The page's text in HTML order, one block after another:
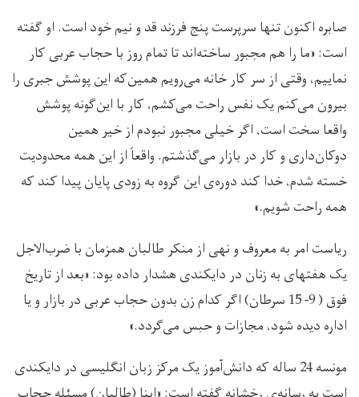
صابره‌ اکنون تنها سرپرست پنج فرزند قد و نیم خود است. او گفته
است: «ما را هم مجبور ساخته‌اند تا تمام روز با حجاب عربی کار
نماییم، وقتی از سر کار خانه می‌رویم همین‌که این پوشش جبری را
بیرون می‌کنم یک نفس راحت می‌کشم، کار با این‌گونه پوشش
واقعا سخت است، اگر خیلی مجبور نبودم از خیر همین
دوکان‌داری و کار در بازار می‌گذشتم. واقعاً از این همه محدودیت
خسته شدم، خدا کند دوره‌ی این گروه به زودی پایان پیدا کند که
همه راحت شویم.»
ریاست امر به معروف و نهی از منکر طالبان همزمان با ضرب‌الاجل
یک هفتهای به زنان در دایکندی هشدار داده بود: «بعد از تاریخ
فوق ( 9- 15 سرطان) اگر کدام زن بدون حجاب عربی در بازار و یا
اداره دیده شود، مجازات و حبس می‌گردد.»
مونسه 24 ساله که دانش‌آموز یک مرکز زبان انگلیسی در دایکندی